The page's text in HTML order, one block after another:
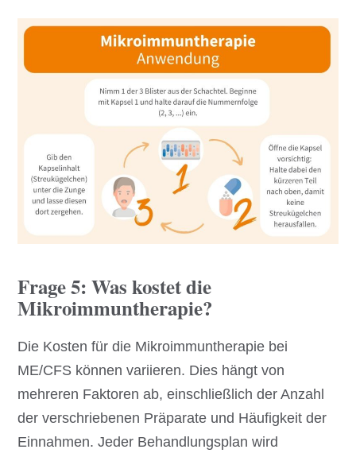
Frage 5: Was kostet die
Mikroimmuntherapie?
Die Kosten für die Mikroimmuntherapie bei
ME/CFS können variieren. Dies hängt von
mehreren Faktoren ab, einschließlich der Anzahl
der verschriebenen Präparate und Häufigkeit der
Einnahmen. Jeder Behandlungsplan wird